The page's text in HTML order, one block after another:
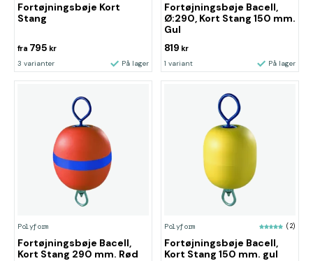
Fortøjningsbøje Kort
Stang
fra 795 kr
3 varianter På lager
Fortøjningsbøje Bacell,
Ø:290, Kort Stang 150 mm.
Gul
819 kr
1 variant På lager
Polyform
Fortøjningsbøje Bacell,
Kort Stang 290 mm. Rød
Polyform (2)
Fortøjningsbøje Bacell,
Kort Stang 150 mm. gul